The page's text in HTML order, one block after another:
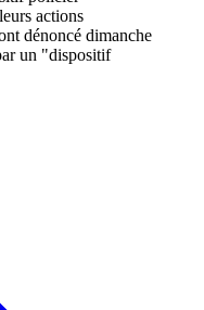
dénoncé dimanche
un "dispositif